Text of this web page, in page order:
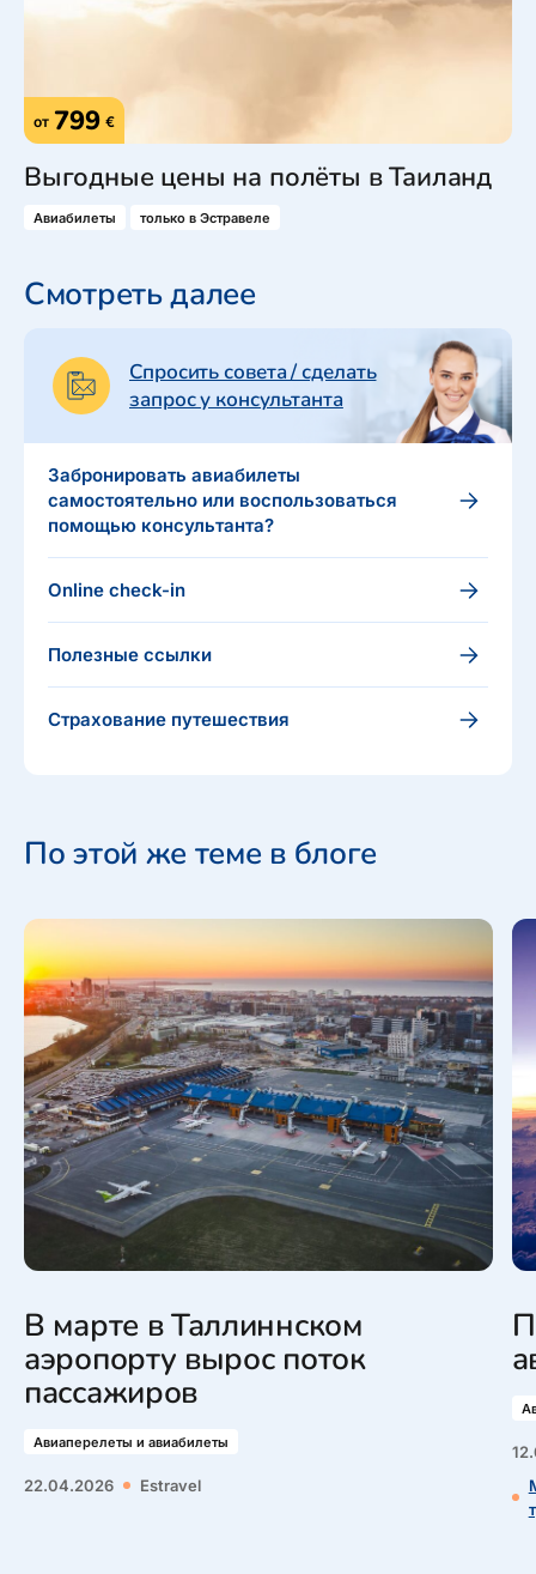
от 799 €
Выгодные цены на полёты в Таиланд
Авиабилеты только в Эстравеле
Смотреть далее
Спросить совета / сделать
запрос у консультанта
Забронировать авиабилеты
самостоятельно или воспользоваться
помощью консультанта?
Online check-in
Полезные ссылки
Страхование путешествия
По этой же теме в блоге
В марте в Таллиннском
аэропорту вырос поток
пассажиров
Авиаперелеты и авиабилеты
22.04.2026 Estravel